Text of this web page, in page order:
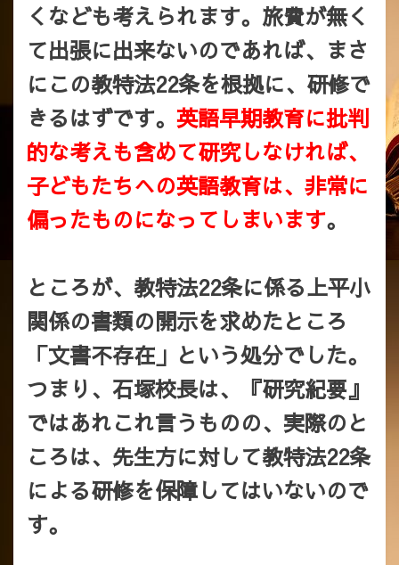
くなども考えられます。旅費が無く
て出張に出来ないのであれば、まさ
にこの教特法22条を根拠に、研修で
きるはずです。 英語早期教育に批判
的な考えも含めて研究しなければ、
子どもたちへの英語教育は、非常に
偏ったものになってしまいます。
ところが、教特法22条に係る上平小
関係の書類の開示を求めたところ
「文書不存在」という処分でした。
つまり、石塚校長は、『研究紀要』
ではあれこれ言うものの、実際のと
ころは、先生方に対して教特法22条
による研修を保障してはいないので
す。